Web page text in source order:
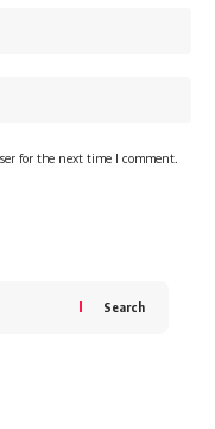
for the next time I comment.
Search